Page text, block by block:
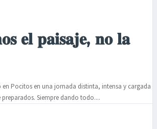
𝐞𝐥 𝐩𝐚𝐢𝐬𝐚𝐣𝐞, 𝐧𝐨 𝐥𝐚
en Pocitos en una jornada distinta, intensa y cargada
Siempre dando todo....